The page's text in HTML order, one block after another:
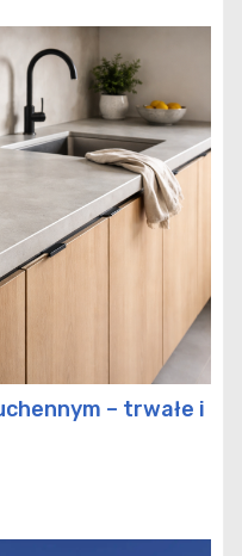
– trwałe i